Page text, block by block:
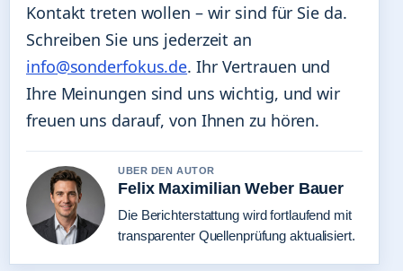
Kontakt treten wollen – wir sind für Sie da.
Schreiben Sie uns jederzeit an
info@sonderfokus.de. Ihr Vertrauen und
Ihre Meinungen sind uns wichtig, und wir
freuen uns darauf, von Ihnen zu hören.
UBER DEN AUTOR
Felix Maximilian Weber Bauer
Die Berichterstattung wird fortlaufend mit
transparenter Quellenprüfung aktualisiert.